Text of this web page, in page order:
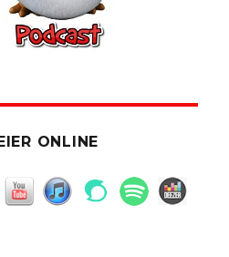
ONLINE